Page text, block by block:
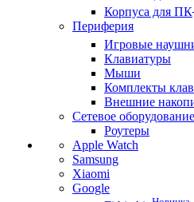
Корпуса для ПК
Периферия
Игровые
Клавиатуры
Мыши
Комплекты
Внешние
Сетевое оборудование
Роутеры
Apple Watch
Samsung
Xiaomi
Google